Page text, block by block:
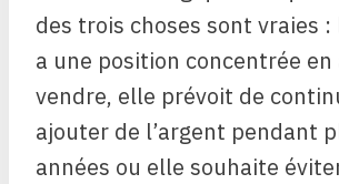
des trois choses sont vraies
a une position concentrée en
vendre, elle prévoit de
ajouter de l’argent pendant
années ou elle souhaite